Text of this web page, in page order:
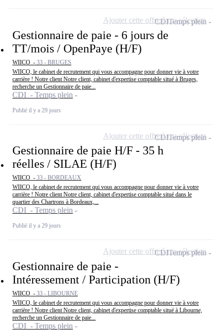
Gestionnaire de paie - 6 jours de
TT/mois / OpenPaye (H/F)
WIICO - 33 - BRUGES
WIICO, le cabinet de recrutement qui vous accompagne pour donner vie à votre
carrière ! Notre client Notre client, cabinet d'expertise comptable situé à Bruges,
recherche un Gestionnaire de paie...
CDI - Temps plein
Publié il y a 29 jours
CDITemps plein
Ajouter cette offre à ma sélection
Gestionnaire de paie H/F - 35 h
réelles / SILAE (H/F)
WIICO - 33 - BORDEAUX
WIICO, le cabinet de recrutement qui vous accompagne pour donner vie à votre
carrière ! Notre client Notre client, cabinet d'expertise comptable situé dans le
quartier des Chartrons à Bordeaux,...
CDI - Temps plein
Publié il y a 29 jours
CDITemps plein
Ajouter cette offre à ma sélection
Gestionnaire de paie -
Intéressement / Participation (H/F)
WIICO - 33 - LIBOURNE
WIICO, le cabinet de recrutement qui vous accompagne pour donner vie à votre
carrière ! Notre client Notre client, cabinet d'expertise comptable situé à Libourne,
recherche un Gestionnaire de paie...
CDI - Temps plein
CDITemps plein
Ajouter cette offre à ma sélection